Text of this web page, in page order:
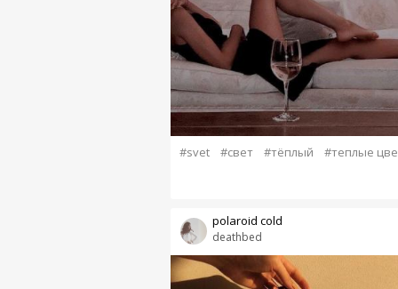
#svet #свет #тёплый #теплые
deathbed
polaroid cold